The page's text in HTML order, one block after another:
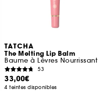
TATCHA
The Melting Lip Balm
Baume à Lèvres Nourrissant
53
33,00€
4 teintes disponibles